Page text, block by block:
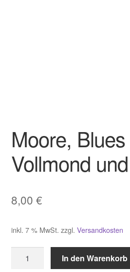
Moore,
Vollmond
8,00 €
inkl. 7 % MwSt. zzgl. Versandkosten
Blues
In den Warenkorb